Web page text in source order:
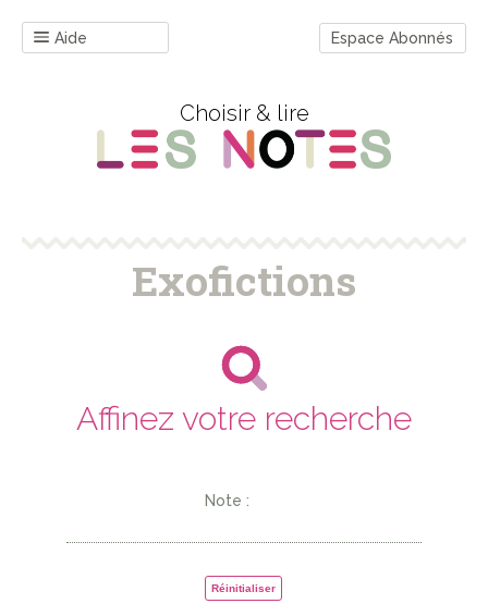
Aide Espace Abonnés
Choisir & lire
Exofictions
Affinez votre recherche
Note :
Réinitialiser